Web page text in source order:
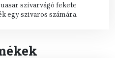
szivarvágó fekete
egy szivaros számára.